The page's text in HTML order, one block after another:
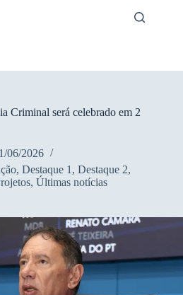
Criminal será celebrado em 2
06/2026
, Destaque 1 , Destaque 2,
, Últimas notícias